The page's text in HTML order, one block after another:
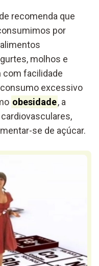
recomenda que
por
molhos e
com facilidade
excessivo
obesidade, a
se de açúcar.